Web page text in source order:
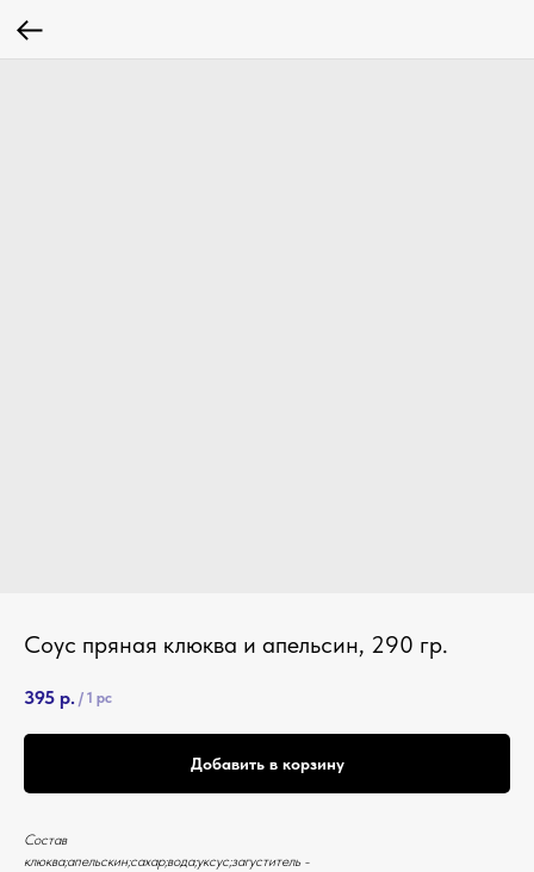
Соус пряная клюква и апельсин, 290 гр.
395 р. / 1 pc
Добавить в корзину
Состав
клюква;апельскин;сахар;вода;уксус;загуститель -